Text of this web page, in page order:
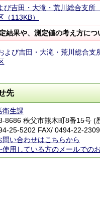
び吉田・大滝・荒川総合支所
（113KB）
結果や、測定値の考え方につ
よび吉田・大滝・荒川総合支
先
衛生課
8686 秩父市熊木町8番15号 (
25-5202 FAX/ 0494-22-2309
問い合わせはこちらから
使用している方のメールでの